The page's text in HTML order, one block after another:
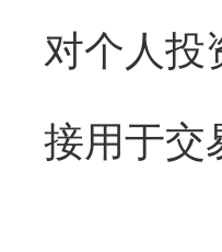
对个人投
接用于交